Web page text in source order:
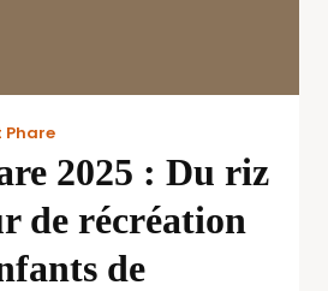
Phare
2025 : Du riz
de récréation
de